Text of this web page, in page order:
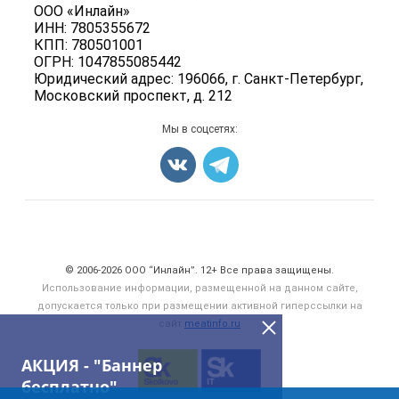
АКЦИЯ - "Баннер
бесплатно"
ООО «Инлайн»
ИНН: 7805355672
КПП: 780501001
ОГРН: 1047855085442
Юридический адрес: 196066, г. Санкт-Петербург,
Московский проспект, д. 212
Политика обработки персональных данных
Мониторинг
Вакансии
Мясные полуфабрикаты
Мясные снеки
Яйца
Карта объявлений
Мы в соцсетях:
© 2006‑2026 ООО “Инлайн”. 12+ Все права защищены.
Использование информации, размещенной на данном сайте,
допускается только при размещении активной гиперссылки на
meatinfo.ru